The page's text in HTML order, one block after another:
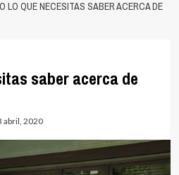
LO QUE NECESITAS SABER ACERCA DE
saber acerca de
abril, 2020